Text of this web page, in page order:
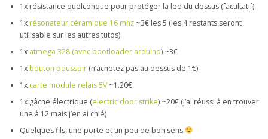
1x résistance quelconque pour protéger la led du dessus (facultatif)
1xrésonateur céramique 16 mhz ~3€ les 5 (les 4 restants seront
utilisable sur les autres tutos)
1x atmega 328 (avec bootloader arduino) ~3€
1xbouton poussoir (n’achetez pas au dessus de 1€)
1x carte module relais 5V~1.20€
1x gâche électrique (electric door strike) ~20€ (j’ai réussi à en trouver
une à 12 mais j’en ai chié)
Quelques fils, une porte et un peu de bon sens